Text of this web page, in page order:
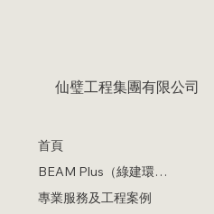
仙璧工程集團有限公司
首頁
BEAM Plus（綠建環評）
專業服務及工程案例